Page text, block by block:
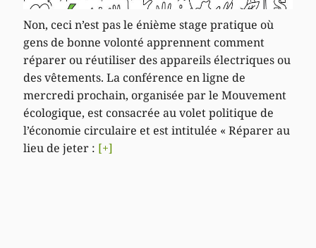
Non, ceci n’est pas le énième stage pratique où
gens de bonne volonté apprennent comment
réparer ou réutiliser des appareils électriques ou
des vêtements. La conférence en ligne de
mercredi prochain, organisée par le Mouvement
écologique, est consacrée au volet politique de
l’économie circulaire et est intitulée « Réparer au
lieu de jeter : [+]